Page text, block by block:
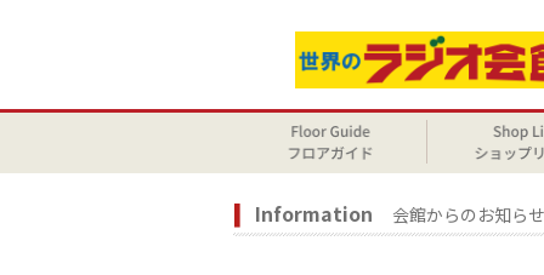
Information 会館からのお知らせ